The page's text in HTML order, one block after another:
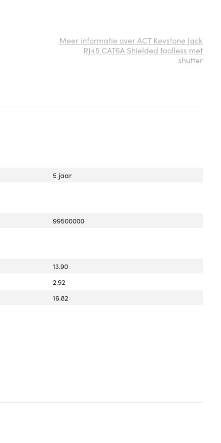
Meer informatie over ACT Keystone Jack
RJ45 CAT6A Shielded toolless met
shutter
5 jaar
99500000
13.90
2.92
16.82